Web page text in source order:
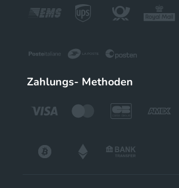
Zahlungs- Methoden